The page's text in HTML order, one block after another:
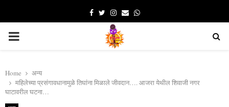
Facebook
TwitterInstagram
EmailWhatsapp
PRIMARY
Home
अन्य
महिलेच्या प्रसंगावधानामुळे तिघांना मिळाले जीवदान…. आजरा येथील शिवाजी नगर
घाटावरील घटना…